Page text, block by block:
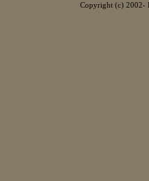
Copyright (c) 2002-